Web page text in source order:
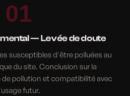
01
— Levée de doute
susceptibles d'être polluées au
du site. Conclusion sur la
pollution et compatibilité avec
futur.